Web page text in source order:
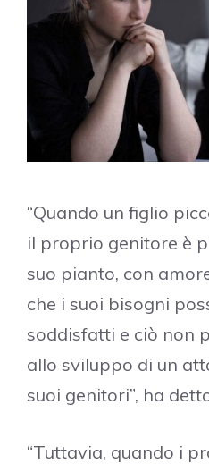
“Quando un figlio
il proprio genitore è
suo pianto, con
che i suoi bisogni
soddisfatti e ciò non
allo sviluppo di un
suoi genitori”, ha
“Tuttavia, quando i